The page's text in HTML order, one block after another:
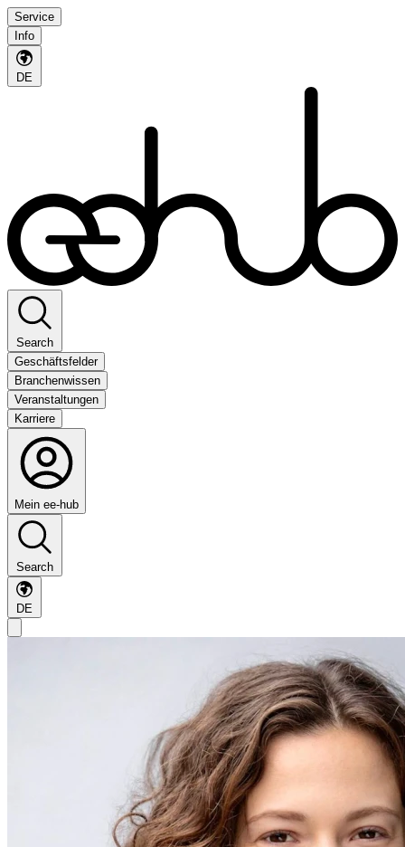
Service
Info
DE
Search
Geschäftsfelder
Branchenwissen
Veranstaltungen
Karriere
Mein ee-hub
Search
DE